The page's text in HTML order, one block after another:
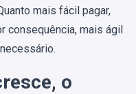
mais fácil pagar,
consequência, mais ágil
o